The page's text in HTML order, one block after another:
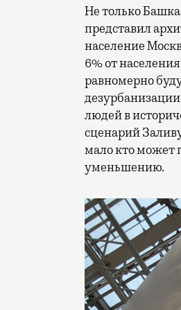
Не только
представил
население
6% от
равномерно
людей в
сценарий
мало кто может
уменьшению.